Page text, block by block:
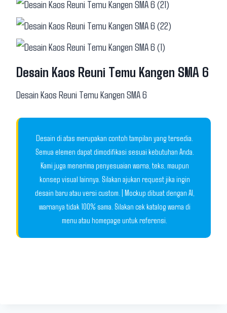
Desain Kaos Reuni Temu Kangen SMA 6
Desain Kaos Reuni Temu Kangen SMA 6
Desain di atas merupakan contoh tampilan yang tersedia.
Semua elemen dapat dimodifikasi sesuai kebutuhan Anda.
Kami juga menerima penyesuaian warna, teks, maupun
konsep visual lainnya. Silakan ajukan request jika ingin
desain baru atau versi custom. | Mockup dibuat dengan AI,
warnanya tidak 100% sama. Silakan cek katalog warna di
menu atau homepage untuk referensi.